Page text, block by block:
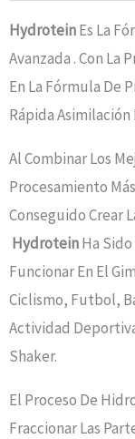
HydroteinEs La
Avanzada . Con La
En La Fórmula De
Rápida
Al Combinar Los
Procesamiento
Conseguido Crear
HydroteinHa
Funcionar En El
Ciclismo, Futbol,
Actividad
Shaker.
El Proceso De
Fraccionar Las